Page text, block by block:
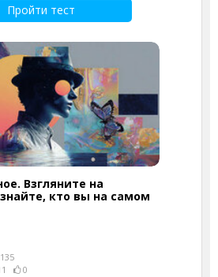
Пройти тест
Взгляните на
кто вы на самом
0